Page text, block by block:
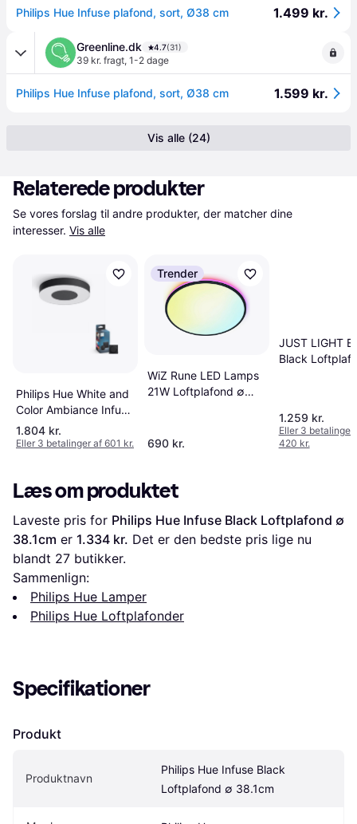
Philips Hue Infuse plafond, sort, Ø38 cm 1.499 kr.
Greenline.dk 4.7(31)
39 kr. fragt, 1-2 dage
Philips Hue Infuse plafond, sort, Ø38 cm 1.599 kr.
Vis alle (24)
Relaterede produkter
Se vores forslag til andre produkter, der matcher dine
interesser. Vis alle
Philips Hue White and
Color Ambiance Infuse
L Loftslampe Ø42 cm
Loftplafond ∅ 42.5cm
1.804 kr.
Eller 3 betalinger af 601 kr.
Trender
WiZ Rune LED Lamps
21W Loftplafond ∅
690 kr.
JUST LIGHT
Black
1.259 kr.
Eller 3 betalinger
420 kr.
Læs om produktet
Laveste pris for Philips Hue Infuse Black Loftplafond ∅
38.1cm er 1.334 kr. Det er den bedste pris lige nu
blandt 27 butikker.
Sammenlign:
Philips Hue Lamper
Philips Hue Loftplafonder
Specifikationer
Produkt
Produktnavn
Philips Hue Infuse Black
Loftplafond ∅ 38.1cm